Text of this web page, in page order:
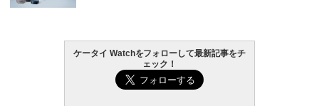
ケータイ Watchをフォローして最新記事をチ
ェック！